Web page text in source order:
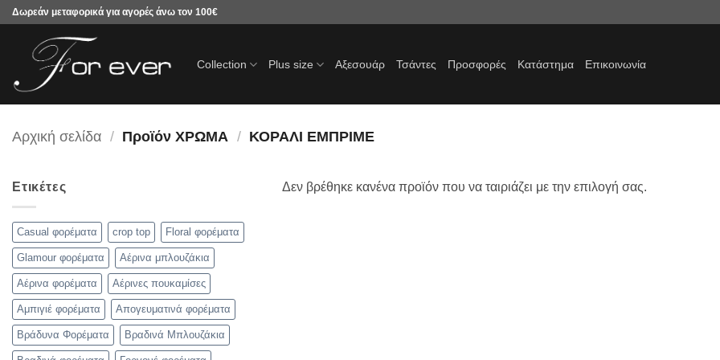
Μετάβαση
περιεχόμενο
Δωρεάν μεταφορικά για αγορές άνω τον 100€
Collection Plus size Αξεσουάρ Τσάντες Προσφορές Κατάστημα Επικοινωνία
Αρχική σελίδα / Προϊόν ΧΡΩΜΑ / ΚΟΡΑΛΙ ΕΜΠΡΙΜΕ
Ετικέτες
Casual φορέματα crop top Floral φορέματα
Glamour φορέματα Αέρινα μπλουζάκια
Αέρινα φορέματα Αέρινες πουκαμίσες
Αμπιγιέ φορέματα Απογευματινά φορέματα
Βράδυνα Φορέματα Βραδινά Μπλουζάκια
Δεν βρέθηκε κανένα προϊόν που να ταιριάζει με την επιλογή σας.